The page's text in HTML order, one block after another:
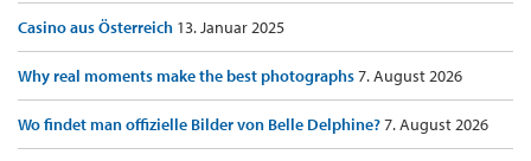
Casino aus Österreich 13. Januar 2025
Why real moments make the best photographs7. August 2026
Wo findet man offizielle Bilder von Belle Delphine?7. August 2026